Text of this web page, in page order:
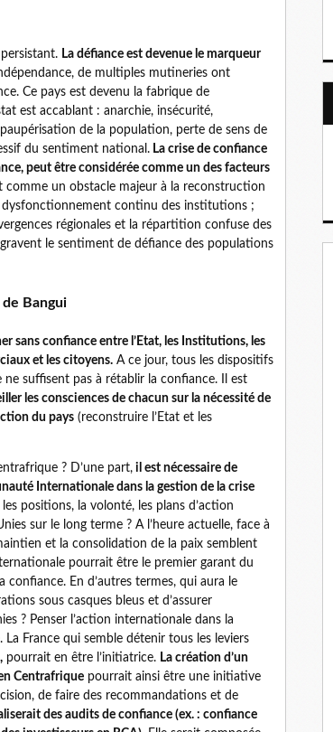
La défiance est devenue le marqueur
de multiples mutineries ont
Ce pays est devenu la fabrique de
est accablant : anarchie, insécurité,
de la population, perte de sens de
du sentiment national. La crise de confiance
peut être considérée comme un des facteurs
comme un obstacle majeur à la reconstruction
dysfonctionnement continu des institutions ;
régionales et la répartition confuse des
le sentiment de défiance des populations
Bangui
sans confiance entre l’Etat, les Institutions, les
et les citoyens. A ce jour, tous les dispositifs
suffisent pas à rétablir la confiance. Il est
les consciences de chacun sur la nécessité de
du pays (reconstruire l’Etat et les
? D’une part, il est nécessaire de
Internationale dans la gestion de la crise
positions, la volonté, les plans d’action
sur le long terme ? A l’heure actuelle, face à
et la consolidation de la paix semblent
pourrait être le premier garant du
En d’autres termes, qui aura le
sous casques bleus et d’assurer
? Penser l’action internationale dans la
France qui semble détenir tous les leviers
pourrait en être l’initiatrice. La création d’un
Centrafrique pourrait ainsi être une initiative
de faire des recommandations et de
des audits de confiance (ex. : confiance